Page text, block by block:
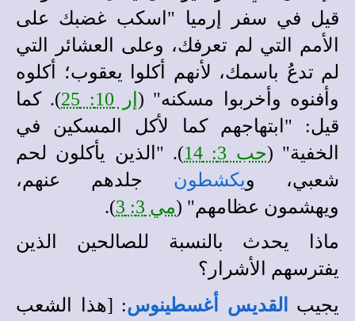
قيل في سفر إرميا "اسكب غضبك على
الأمم التي لم تعرفك، وعلى العشائر التي
لم تدعُ باسمك، لأنهم أكلوا يعقوب؛ أكلوه
وأفنوه وأخربوا مسكنه" (إر 10: 25
). كما
قيل: "ابتهاجهم كما لأكل المسكين في
الخفية" (حب 3: 14
). "الذين يأكلون لحم
شعبي، ويكشطون جلدهم عنهم،
ويهشمون عظامهم" (مي 3: 3
).
ماذا يحدث بالنسبة للصالحين الذين
يفترسهم الأشرار؟
يجيب
القديس أغسطينوس: [هذا الشعب